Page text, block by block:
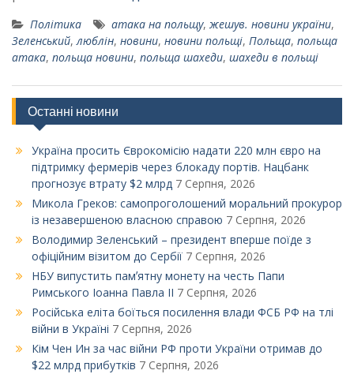
Політика атака на польщу,жешув. новини україни,
Зеленський,люблін, новини, новини польщі, Польща, польща
атака, польща новини, польща шахеди, шахеди в польщі
Останні новини
Україна просить Єврокомісію надати 220 млн євро на
підтримку фермерів через блокаду портів. Нацбанк
прогнозує втрату $2 млрд 7 Серпня, 2026
Микола Греков: самопроголошений моральний прокурор
із незавершеною власною справою 7 Серпня, 2026
Володимир Зеленський – президент вперше поїде з
офіційним візитом до Сербії 7 Серпня, 2026
НБУ випустить памʼятну монету на честь Папи
Римського Іоанна Павла ІІ 7 Серпня, 2026
Російська еліта боїться посилення влади ФСБ РФ на тлі
війни в Україні 7 Серпня, 2026
Кім Чен Ин за час війни РФ проти України отримав до
$22 млрд прибутків 7 Серпня, 2026